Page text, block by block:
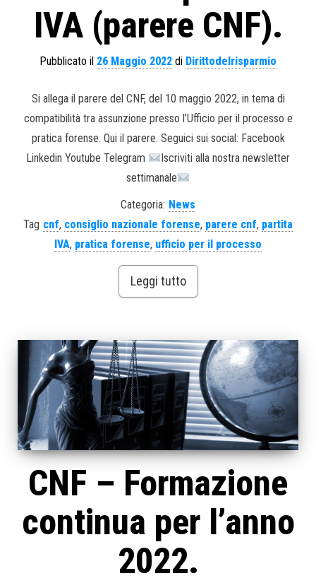
IVA (parere CNF).
Pubblicato il 26 Maggio 2022 di Dirittodelrisparmio
Si allega il parere del CNF, del 10 maggio 2022, in tema di
compatibilità tra assunzione presso l’Ufficio per il processo e
pratica forense. Qui il parere. Seguici sui social: Facebook
Linkedin Youtube Telegram
Iscriviti alla nostra newsletter
settimanale
Categoria: News
Tag cnf, consiglio nazionale forense, parere cnf, partita
IVA, pratica forense, ufficio per il processo
Leggi tutto
CNF – Formazione
continua per l’anno
2022.